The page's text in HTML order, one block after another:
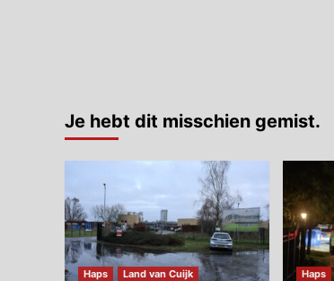
Je hebt dit misschien gemist.
Haps Land van Cuijk Haps